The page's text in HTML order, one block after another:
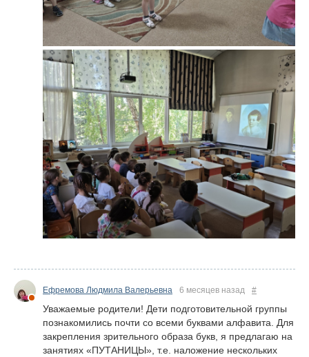
Ефремова Людмила Валерьевна 6 месяцев назад #
Уважаемые родители! Дети подготовительной группы
познакомились почти со всеми буквами алфавита. Для
закрепления зрительного образа букв, я предлагаю на
занятиях «ПУТАНИЦЫ», т.е. наложение нескольких